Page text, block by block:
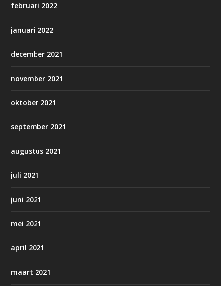
februari 2022
januari 2022
december 2021
november 2021
oktober 2021
september 2021
augustus 2021
juli 2021
juni 2021
mei 2021
april 2021
maart 2021